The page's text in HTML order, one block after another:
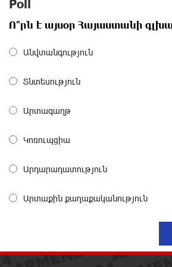
Junius Financial Online
Symphony Orchestra Conclude
EBRD to Launch AMD 5 Billion
Three-day Financial Literacy
Poll
Ո՞րն է այսօր Հայաստանի
Անվտանգություն
Տնտեսություն
Արտագաղթ
Կոռուպցիա
Արդարադատություն
Արտաքին քաղաքականություն